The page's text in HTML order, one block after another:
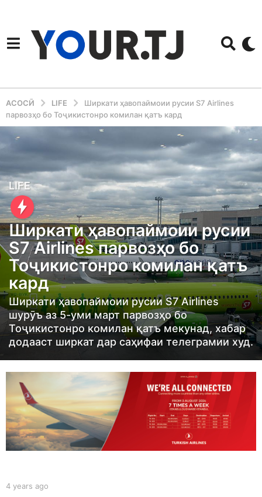
АСОСӢ LIFE
Ширкати ҳавопаймоии русии S7 Airlines
парвозҳо бо Тоҷикистонро комилан қатъ кард
4
y
e
a
r
s
a
g
o
4
y
e
a
a
g
o
LIFE
Ширкати ҳавопаймоии русии
S7 Airlines парвозҳо бо
Тоҷикистонро комилан қатъ
кард
Ширкати ҳавопаймоии русии S7 Airlines
шурӯъ аз 5-уми март парвозҳо бо
Тоҷикистонро комилан қатъ мекунад, хабар
додааст ширкат дар саҳифаи телеграмии худ.
b
4 years ago